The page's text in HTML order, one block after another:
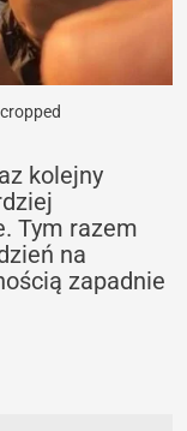
kolejny
Tym razem
na
zapadnie